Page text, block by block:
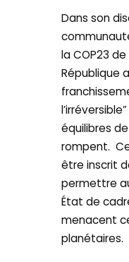
Dans son
la COP23
République
équilibres
rompent.
être inscrit
permettre
État de
menacent
planétaires.